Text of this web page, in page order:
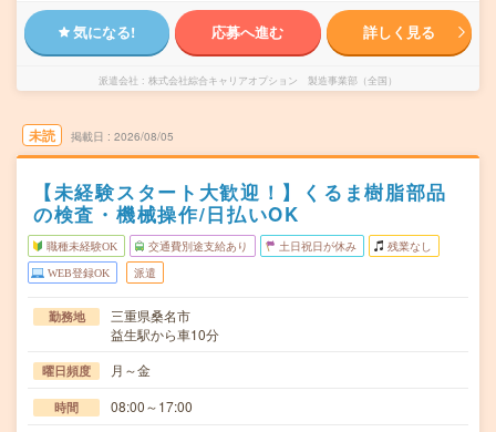
気になる! 応募へ進む 詳しく見る
派遣会社 株式会社綜合キャリアオプション 製造事業部（全国）
未読 掲載日 2026/08/05
【未経験スタート大歓迎！】くるま樹脂部品
の検査・機械操作/日払いOK
職種未経験OK 交通費別途支給あり 土日祝日が休み 残業なし
WEB登録OK 派遣
勤務地
三重県桑名市
益生駅から車10分
曜日頻度 月～金
時間 08:00～17:00